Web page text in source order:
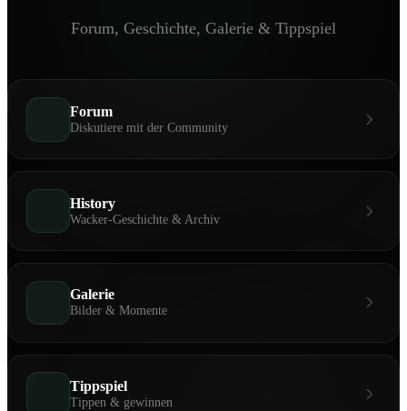
Forum, Geschichte, Galerie & Tippspiel
Forum
Diskutiere mit der Community
History
Wacker-Geschichte & Archiv
Galerie
Bilder & Momente
Tippspiel
Tippen & gewinnen